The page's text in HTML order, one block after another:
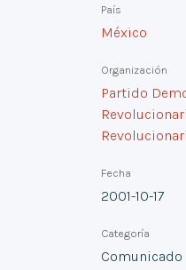
País
México
Organización
Partido
Fecha
2001-10-17
Categoría
Comunicado